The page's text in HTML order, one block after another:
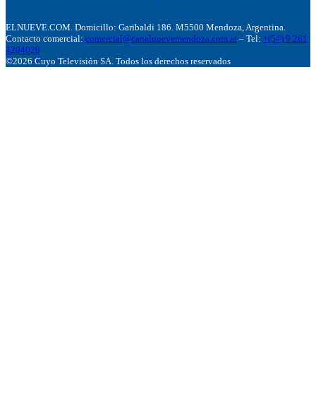
ELNUEVE.COM. Domicillo: Garibaldi 186. M5500 Mendoza, Argentina.
Contacto comercial: comercial@canalnuevemendoza.com.ar – Tel: +(54) 9 261
4204020
©2026 Cuyo Televisión SA. Todos los derechos reservados